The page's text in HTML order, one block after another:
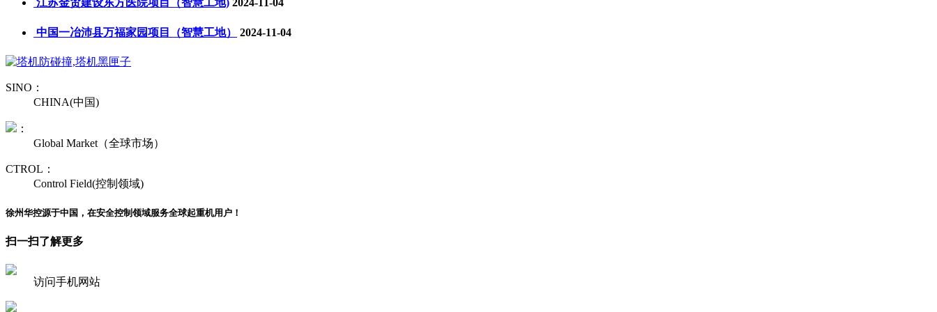
江苏金贸建设东方医院项目（智慧工地) 2024-11-04
中国一冶沛县万福家园项目（智慧工地） 2024-11-04
SINO：
CHINA(中国)
：
Global Market（全球市场）
CTROL：
Control Field(控制领域)
徐州华控源于中国，在安全控制领域服务全球起重机用户！
扫一扫了解更多
访问手机网站